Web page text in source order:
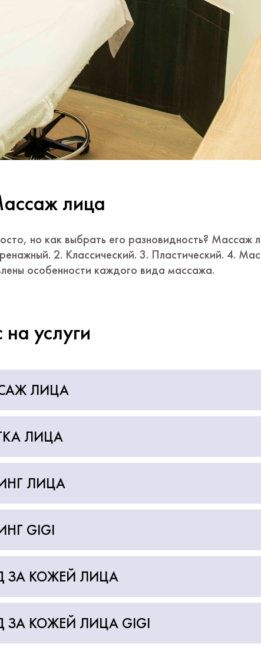
лица
но как выбрать его разновидность? Массаж
2. Классический. 3. Пластический. 4.
особенности каждого вида массажа.
услуги
ЛИЦА
ЛИЦА
ЛИЦА
GIGI
ЗА КОЖЕЙ ЛИЦА
ЗА КОЖЕЙ ЛИЦА GIGI